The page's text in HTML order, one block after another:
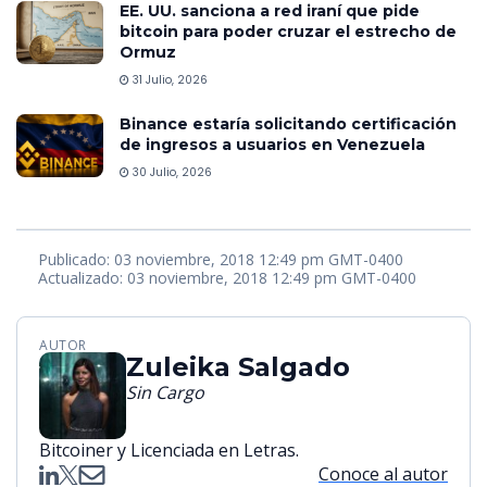
EE. UU. sanciona a red iraní que pide
bitcoin para poder cruzar el estrecho de
Ormuz
31 Julio, 2026
Binance estaría solicitando certificación
de ingresos a usuarios en Venezuela
30 Julio, 2026
Publicado: 03 noviembre, 2018 12:49 pm GMT-0400
Actualizado: 03 noviembre, 2018 12:49 pm GMT-0400
AUTOR
Zuleika Salgado
Sin Cargo
Bitcoiner y Licenciada en Letras.
Conoce al autor